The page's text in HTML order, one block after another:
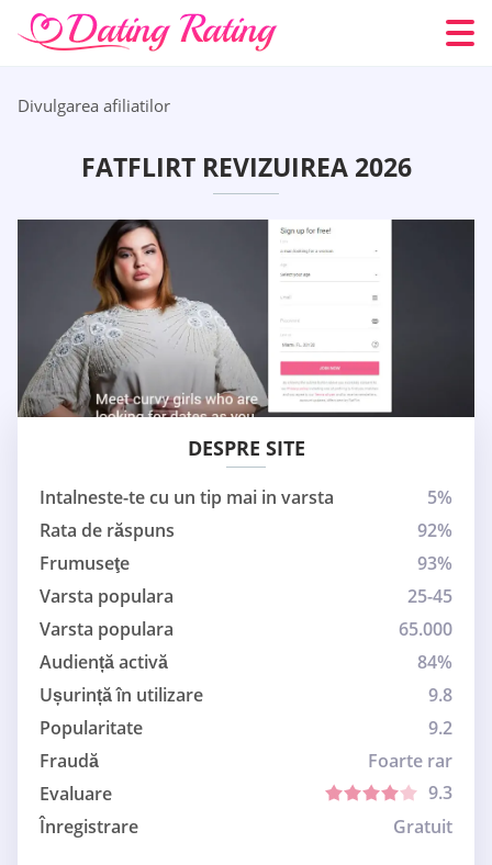
Divulgarea afiliatilor
FATFLIRT REVIZUIREA 2026
DESPRE SITE
Intalneste-te cu un tip mai in varsta
5%
Rata de răspuns
92%
Frumuseţe
93%
Varsta populara
25-45
Varsta populara
65.000
Audiență activă
84%
Ușurință în utilizare
9.8
Popularitate
9.2
Fraudă
Foarte rar
Evaluare
9.3
Înregistrare
Gratuit